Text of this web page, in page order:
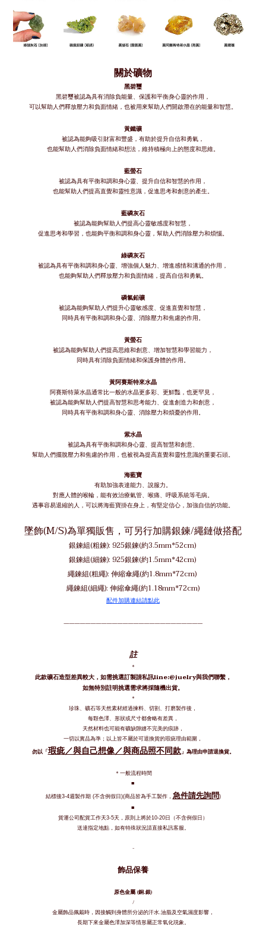
關於礦物
黑碧璽
黑碧璽被認為具有消除負能量、保護和平衡身心靈的作用，
可以幫助人們釋放壓力和負面情緒，也被用來幫助人們開啟潛在的能量和智慧。
黃鐵礦
被認為能夠吸引財富和豐盛，有助於提升自信和勇氣，
也能幫助人們消除負面情緒和想法，維持積極向上的態度和思維。
藍螢石
被認為具有平衡和調和身心靈、提升自信和智慧的作用，
也能幫助人們提高直覺和靈性意識，促進思考和創意的產生。
藍磷灰石
被認為能夠幫助人們提高心靈敏感度和智慧，
促進思考和學習，也能夠平衡和調和身心靈，幫助人們消除壓力和煩惱。
綠磷灰石
被認為具有平衡和調和身心靈、增強個人魅力、增進感情和溝通的作用，
也能夠幫助人們釋放壓力和負面情緒，提高自信和勇氣。
磷氯鉛礦
被認為能夠幫助人們提升心靈敏感度、促進直覺和智慧，
同時具有平衡和調和身心靈、消除壓力和焦慮的作用。
黃螢石
被認為能夠幫助人們提高思維和創意、增加智慧和學習能力，
同時具有消除負面情緒和保護身體的作用。
黃阿賽斯特來水晶
阿賽斯特萊水晶通常比一般的水晶更多彩、更鮮豔，也更罕見，
被認為能夠幫助人們提高智慧和思考能力、促進創造力和創意，
同時具有平衡和調和身心靈、消除壓力和煩憂的作用。
紫水晶
被認為具有平衡和調和身心靈、提高智慧和創意、
幫助人們擺脫壓力和焦慮的作用，也被視為提高直覺和靈性意識的重要石頭。
海藍寶
有助加強表達能力、說服力。
對應人體的喉輪，能有效治療氣管、喉痛、呼吸系統等毛病。
遇事容易退縮的人，可以將海藍寶掛在身上，有堅定信心，加強自信的功能。
墜飾(M/S)為單獨販售，可另行加購銀鍊/繩鏈做搭配
銀鍊組(粗鍊): 925銀鍊(約3.5mm*52cm)
銀鍊組(細鍊): 925銀鍊(約1.5mm*42cm)
繩鍊組(粗繩): 伸縮傘繩(約1.8mm*72cm)
繩鍊組(細繩): 伸縮傘繩(約1.18mm*72cm)
配件加購連結請點此
——————————————————————————
註
＊
此款礦石造型差異較大，如需挑選訂製請私訊line:@juelry與我們聯繫，
如無特別註明挑選需求將採隨機出貨。
＊
珍珠、礦石等天然素材經過揀料、切割、打磨製作後，
每顆色澤、形狀或尺寸都會略有差異，
天然材料也可能有礦缺隙縫不完美的痕跡，
一切以實品為準；以上皆不屬於可退換貨的瑕疵理由範圍，
勿以「 瑕疵／與自己想像／與商品照不同款 」為理由申請退換貨。
＊一般流程時間
■
結標後3-4週製作期 (不含例假日)(商品皆為手工製作，急件請先詢問)
■
貨運公司配貨工作天3-5天，原則上將於10-20日（不含例假日）
送達指定地點，如有特殊狀況請直接私訊客服。
-
飾品保養
原色金屬(銅.銀)
/
金屬飾品佩戴時，因接觸到身體所分泌的汗水.油脂及空氣濕度影響，
長期下來金屬色澤加深等情形屬正常氧化現象。